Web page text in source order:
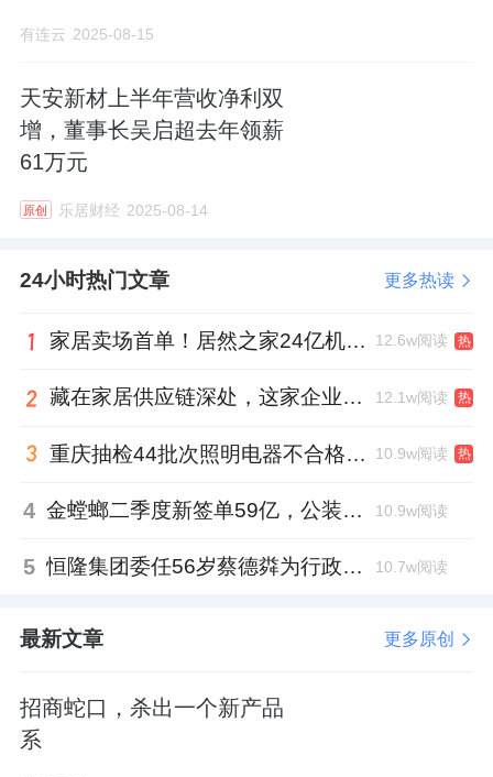
有连云 2025-08-15
天安新材上半年营收净利双
增，董事长吴启超去年领薪
61万元
原创 乐居财经 2025-08-14
24小时热门文章 更多热读
家居卖场首单！居然之家24亿机构间REITs获深交所无异议函 12.6w阅读 热
藏在家居供应链深处，这家企业正在悄悄转型 12.1w阅读 热
重庆抽检44批次照明电器不合格，木林森全资子公司被点名 10.9w阅读 热
4 金螳螂二季度新签单59亿，公装业务贡献逾八成 10.9w阅读
5 恒隆集团委任56岁蔡德粦为行政总裁、年薪2052万港元，曾任星巴克中国CEO 10.7w阅读
最新文章 更多原创
招商蛇口，杀出一个新产品
系